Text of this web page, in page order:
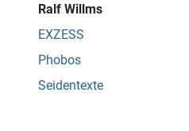
Ralf Willms
EXZESS
Phobos
Seidentexte